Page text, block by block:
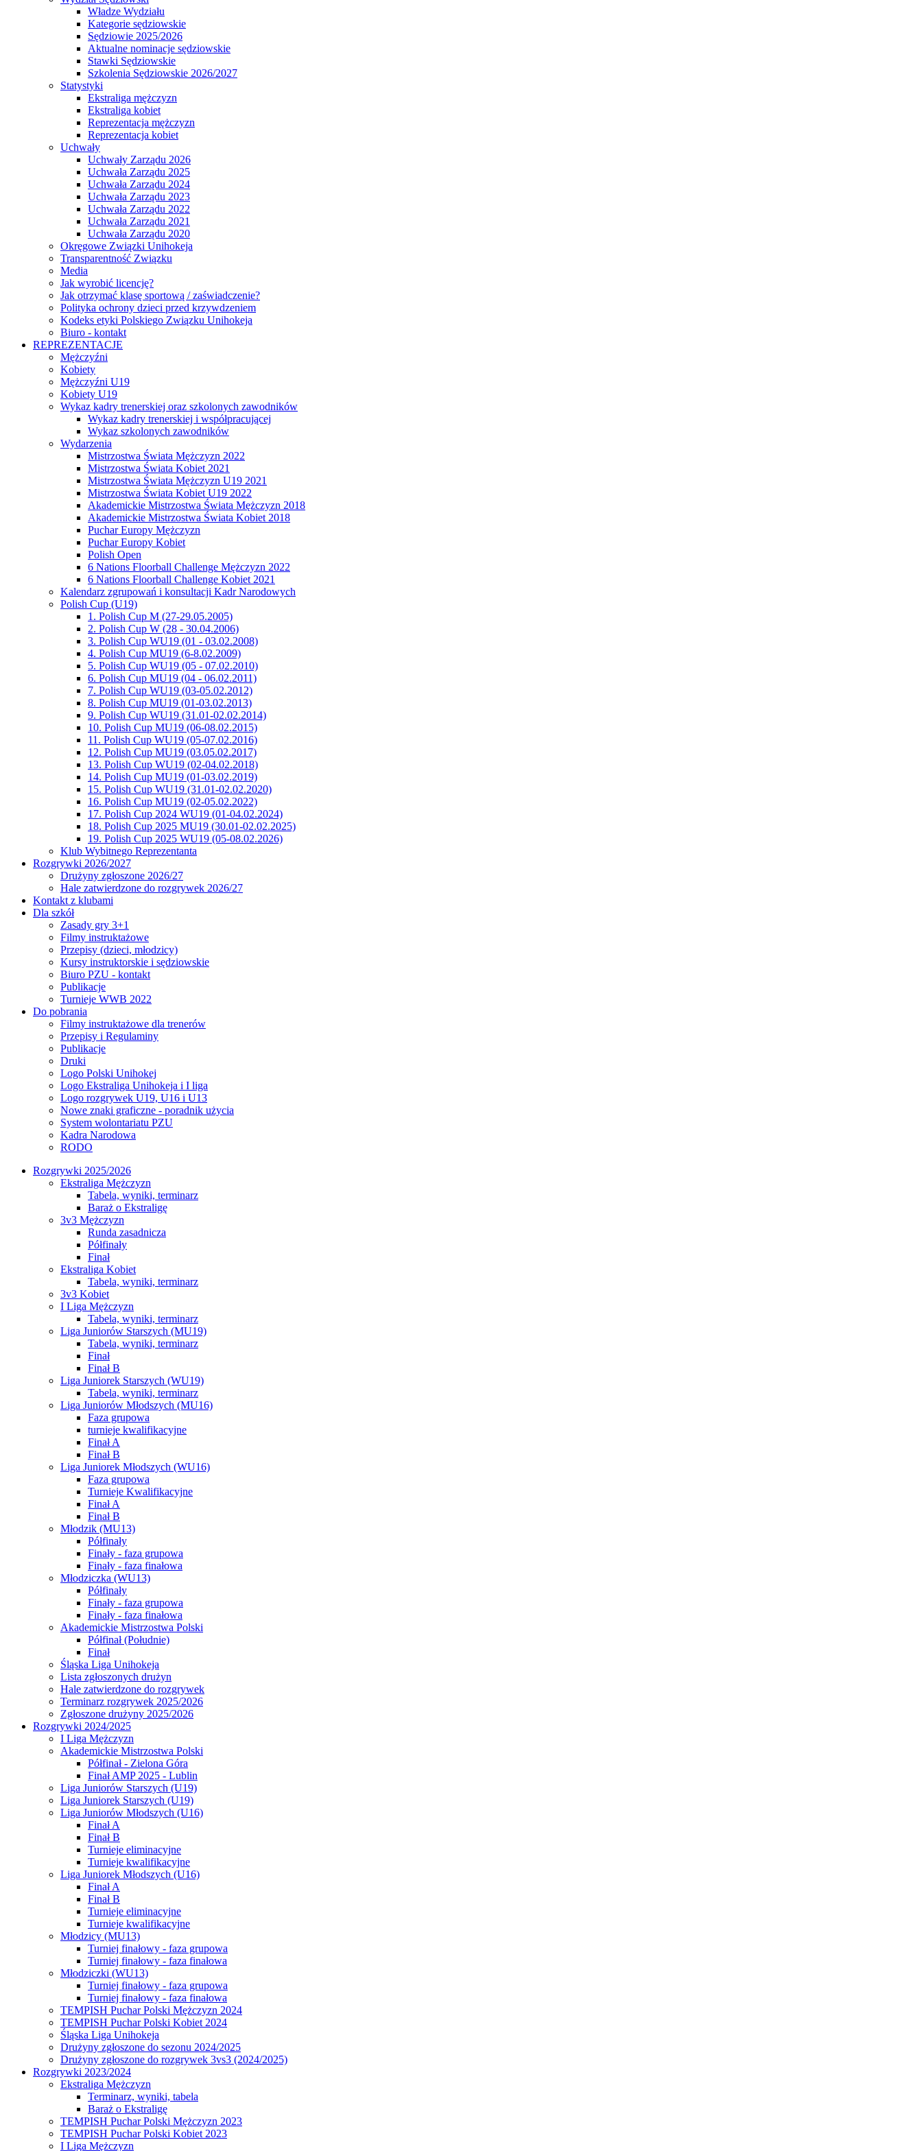
Władze Wydziału
Kategorie sędziowskie
Sędziowie 2025/2026
Aktualne nominacje sędziowskie
Stawki Sędziowskie
Szkolenia Sędziowskie 2026/2027
Statystyki
Ekstraliga mężczyzn
Ekstraliga kobiet
Reprezentacja mężczyzn
Reprezentacja kobiet
Uchwały
Uchwały Zarządu 2026
Uchwała Zarządu 2025
Uchwała Zarządu 2024
Uchwała Zarządu 2023
Uchwała Zarządu 2022
Uchwała Zarządu 2021
Uchwała Zarządu 2020
Okręgowe Związki Unihokeja
Transparentność Związku
Media
Jak wyrobić licencję?
Jak otrzymać klasę sportową / zaświadczenie?
Polityka ochrony dzieci przed krzywdzeniem
Kodeks etyki Polskiego Związku Unihokeja
Biuro - kontakt
REPREZENTACJE
Mężczyźni
Kobiety
Mężczyźni U19
Kobiety U19
Wykaz kadry trenerskiej oraz szkolonych zawodników
Wykaz kadry trenerskiej i współpracującej
Wykaz szkolonych zawodników
Wydarzenia
Mistrzostwa Świata Mężczyzn 2022
Mistrzostwa Świata Kobiet 2021
Mistrzostwa Świata Mężczyzn U19 2021
Mistrzostwa Świata Kobiet U19 2022
Akademickie Mistrzostwa Świata Mężczyzn 2018
Akademickie Mistrzostwa Świata Kobiet 2018
Puchar Europy Mężczyzn
Puchar Europy Kobiet
Polish Open
6 Nations Floorball Challenge Mężczyzn 2022
6 Nations Floorball Challenge Kobiet 2021
Kalendarz zgrupowań i konsultacji Kadr Narodowych
Polish Cup (U19)
1. Polish Cup M (27-29.05.2005)
2. Polish Cup W (28 - 30.04.2006)
3. Polish Cup WU19 (01 - 03.02.2008)
4. Polish Cup MU19 (6-8.02.2009)
5. Polish Cup WU19 (05 - 07.02.2010)
6. Polish Cup MU19 (04 - 06.02.2011)
7. Polish Cup WU19 (03-05.02.2012)
8. Polish Cup MU19 (01-03.02.2013)
9. Polish Cup WU19 (31.01-02.02.2014)
10. Polish Cup MU19 (06-08.02.2015)
11. Polish Cup WU19 (05-07.02.2016)
12. Polish Cup MU19 (03.05.02.2017)
13. Polish Cup WU19 (02-04.02.2018)
14. Polish Cup MU19 (01-03.02.2019)
15. Polish Cup WU19 (31.01-02.02.2020)
16. Polish Cup MU19 (02-05.02.2022)
17. Polish Cup 2024 WU19 (01-04.02.2024)
18. Polish Cup 2025 MU19 (30.01-02.02.2025)
19. Polish Cup 2025 WU19 (05-08.02.2026)
Klub Wybitnego Reprezentanta
Rozgrywki 2026/2027
Drużyny zgłoszone 2026/27
Hale zatwierdzone do rozgrywek 2026/27
Kontakt z klubami
Dla szkół
Zasady gry 3+1
Filmy instruktażowe
Przepisy (dzieci, młodzicy)
Kursy instruktorskie i sędziowskie
Biuro PZU - kontakt
Publikacje
Turnieje WWB 2022
Do pobrania
Filmy instruktażowe dla trenerów
Przepisy i Regulaminy
Publikacje
Druki
Logo Polski Unihokej
Logo Ekstraliga Unihokeja i I liga
Logo rozgrywek U19, U16 i U13
Nowe znaki graficzne - poradnik użycia
System wolontariatu PZU
Kadra Narodowa
RODO
Rozgrywki 2025/2026
Ekstraliga Mężczyzn
Tabela, wyniki, terminarz
Baraż o Ekstraligę
3v3 Mężczyzn
Runda zasadnicza
Półfinały
Finał
Ekstraliga Kobiet
Tabela, wyniki, terminarz
3v3 Kobiet
I Liga Mężczyzn
Tabela, wyniki, terminarz
Liga Juniorów Starszych (MU19)
Tabela, wyniki, terminarz
Finał
Finał B
Liga Juniorek Starszych (WU19)
Tabela, wyniki, terminarz
Liga Juniorów Młodszych (MU16)
Faza grupowa
turnieje kwalifikacyjne
Finał A
Finał B
Liga Juniorek Młodszych (WU16)
Faza grupowa
Turnieje Kwalifikacyjne
Finał A
Finał B
Młodzik (MU13)
Półfinały
Finały - faza grupowa
Finały - faza finałowa
Młodziczka (WU13)
Półfinały
Finały - faza grupowa
Finały - faza finałowa
Akademickie Mistrzostwa Polski
Półfinał (Południe)
Finał
Śląska Liga Unihokeja
Lista zgłoszonych drużyn
Hale zatwierdzone do rozgrywek
Terminarz rozgrywek 2025/2026
Zgłoszone drużyny 2025/2026
Rozgrywki 2024/2025
I Liga Mężczyzn
Akademickie Mistrzostwa Polski
Półfinał - Zielona Góra
Finał AMP 2025 - Lublin
Liga Juniorów Starszych (U19)
Liga Juniorek Starszych (U19)
Liga Juniorów Młodszych (U16)
Finał A
Finał B
Turnieje eliminacyjne
Turnieje kwalifikacyjne
Liga Juniorek Młodszych (U16)
Finał A
Finał B
Turnieje eliminacyjne
Turnieje kwalifikacyjne
Młodzicy (MU13)
Turniej finałowy - faza grupowa
Turniej finałowy - faza finałowa
Młodziczki (WU13)
Turniej finałowy - faza grupowa
Turniej finałowy - faza finałowa
TEMPISH Puchar Polski Mężczyzn 2024
TEMPISH Puchar Polski Kobiet 2024
Śląska Liga Unihokeja
Drużyny zgłoszone do sezonu 2024/2025
Drużyny zgłoszone do rozgrywek 3vs3 (2024/2025)
Rozgrywki 2023/2024
Ekstraliga Mężczyzn
Terminarz, wyniki, tabela
Baraż o Ekstraligę
TEMPISH Puchar Polski Mężczyzn 2023
TEMPISH Puchar Polski Kobiet 2023
I Liga Mężczyzn